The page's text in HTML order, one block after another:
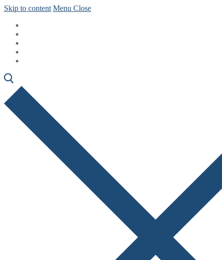
Skip to content Menu Close